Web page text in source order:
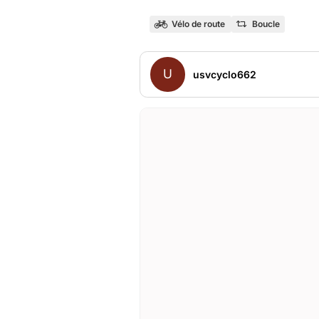
Vélo de route Boucle
U usvcyclo662